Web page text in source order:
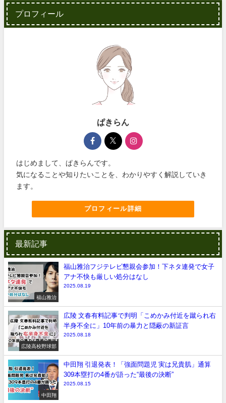
プロフィール
ぱきらん
はじめまして、ぱきらんです。
気になることや知りたいことを、わかりやすく解説していき
ます。
プロフィール詳細
最新記事
福山雅治
福山雅治フジテレビ懇親会参加！下ネタ連発で女子
アナ不快も厳しい処分はなし
2025.08.19
広陵高校野球部
広陵 文春有料記事で判明「こめかみ付近を蹴られ右
半身不全に」10年前の暴力と隠蔽の新証言
2025.08.18
中田翔
中田翔 引退発表！「強面問題児 実は兄貴肌」通算
309本塁打の4番が語った“最後の決断”
2025.08.15